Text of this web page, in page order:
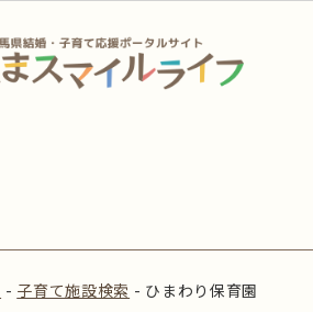
- 子育て施設検索 - ひまわり保育園